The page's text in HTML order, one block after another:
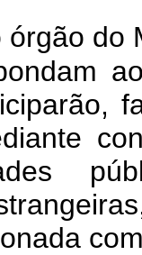
órgão